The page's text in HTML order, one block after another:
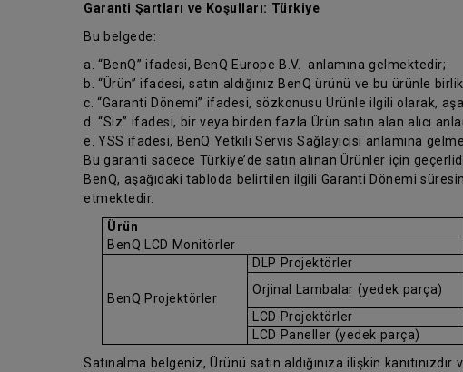
Garanti Şartları ve Koşulları: Türkiye
Bu belgede:
a. “BenQ” ifadesi, BenQ Europe B.V. anlamına gelmektedir;
b. “Ürün” ifadesi, satın aldığınız BenQ ürünü ve bu ürünle
c. “Garanti Dönemi” ifadesi, sözkonusu Ürünle ilgili olarak,
d. “Siz” ifadesi, bir veya birden fazla Ürün satın alan alıcı
e. YSS ifadesi, BenQ Yetkili Servis Sağlayıcısı anlamına
Bu garanti sadece Türkiye’de satın alınan Ürünler için
BenQ, aşağıdaki tabloda belirtilen ilgili Garanti Dönemi
etmektedir.
Ürün
BenQ LCD Monitörler
BenQ Projektörler
DLP Projektörler
Orjinal Lambalar (yedek parça)
LCD Projektörler
LCD Paneller (yedek parça)
Satınalma belgeniz, Ürünü satın aldığınıza ilişkin